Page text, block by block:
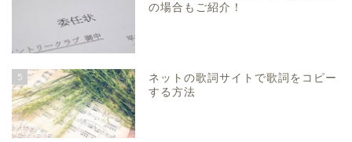
の場合もご紹介！
5
ネットの歌詞サイトで歌詞をコピー
する方法